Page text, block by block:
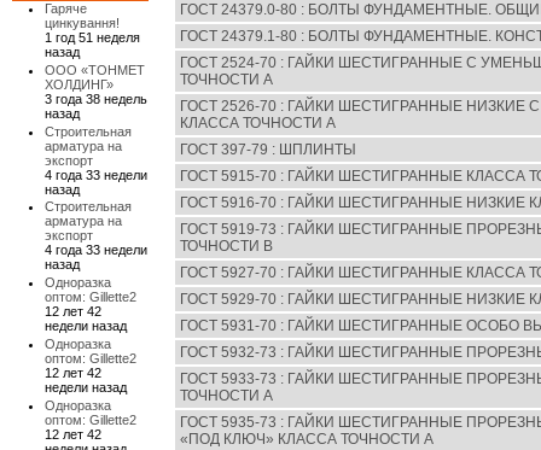
Гаряче
цинкування!
1 год 51 неделя
назад
ООО «ТОНМЕТ
ХОЛДИНГ»
3 года 38 недель
назад
Строительная
арматура на
экспорт
4 года 33 недели
назад
Строительная
арматура на
экспорт
4 года 33 недели
назад
Одноразка
оптом: Gillette2
12 лет 42
недели назад
Одноразка
оптом: Gillette2
12 лет 42
недели назад
Одноразка
оптом: Gillette2
12 лет 42
ГОСТ 24379.0-80 : БОЛТЫ ФУНДАМЕНТНЫЕ.
ГОСТ 24379.1-80 : БОЛТЫ ФУНДАМЕНТНЫЕ.
ГОСТ 2524-70 : ГАЙКИ ШЕСТИГРАННЫЕ С
ТОЧНОСТИ А
ГОСТ 2526-70 : ГАЙКИ ШЕСТИГРАННЫЕ
КЛАССА ТОЧНОСТИ А
ГОСТ 397-79 : ШПЛИНТЫ
ГОСТ 5915-70 : ГАЙКИ ШЕСТИГРАННЫЕ КЛАССА
ГОСТ 5916-70 : ГАЙКИ ШЕСТИГРАННЫЕ НИЗКИЕ
ГОСТ 5919-73 : ГАЙКИ ШЕСТИГРАННЫЕ
ТОЧНОСТИ В
ГОСТ 5927-70 : ГАЙКИ ШЕСТИГРАННЫЕ КЛАССА
ГОСТ 5929-70 : ГАЙКИ ШЕСТИГРАННЫЕ НИЗКИЕ
ГОСТ 5931-70 : ГАЙКИ ШЕСТИГРАННЫЕ ОСОБО
ГОСТ 5932-73 : ГАЙКИ ШЕСТИГРАННЫЕ
ГОСТ 5933-73 : ГАЙКИ ШЕСТИГРАННЫЕ
ТОЧНОСТИ А
ГОСТ 5935-73 : ГАЙКИ ШЕСТИГРАННЫЕ
«ПОД КЛЮЧ» КЛАССА ТОЧНОСТИ А